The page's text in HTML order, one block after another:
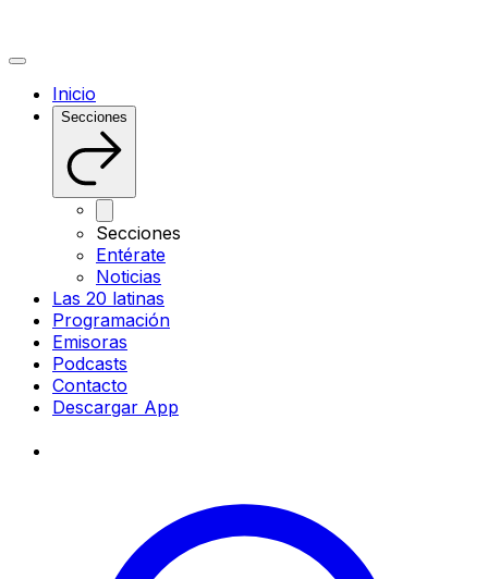
Inicio
Secciones
Secciones
Entérate
Noticias
Las 20 latinas
Programación
Emisoras
Podcasts
Contacto
Descargar App